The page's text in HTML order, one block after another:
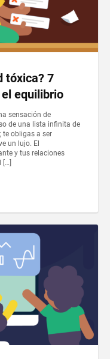
tóxica? 7
equilibrio
sensación de
de una lista infinita de
te obligas a ser
un lujo. El
y tus relaciones